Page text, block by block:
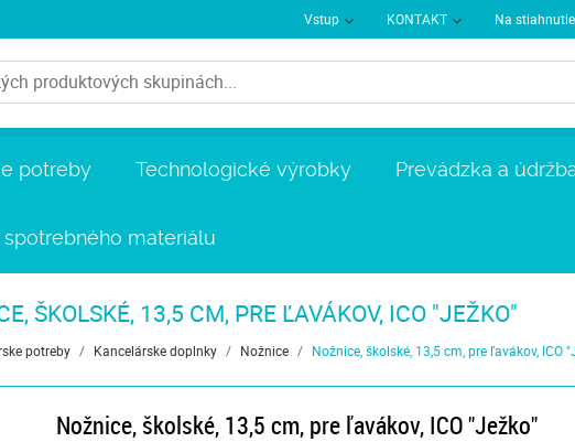
Vstup KONTAKT Na stiahnutie
potreby Technologické výrobky Prevádzka a
materiálu
ŠKOLSKÉ, 13,5 CM, PRE ĽAVÁKOV, ICO "JEŽKO"
potreby / Kancelárske doplnky / Nožnice / Nožnice, školské, 13,5 cm, pre ľavákov, ICO
Nožnice, školské, 13,5 cm, pre ľavákov, ICO "Ježko"